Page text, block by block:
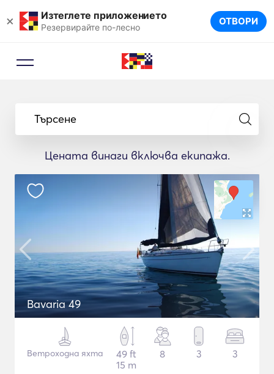
× Изтеглете приложението
Резервирайте по-лесно ОТВОРИ
Търсене
Цената винаги включва екипажа.
Bavaria 49
Ветроходна яхта
49 ft
15 m
8 3 3